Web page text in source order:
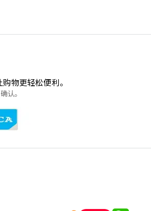
物更轻松便利。
认。